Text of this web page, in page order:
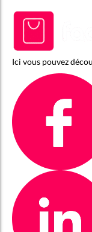
Ici vous pouvez